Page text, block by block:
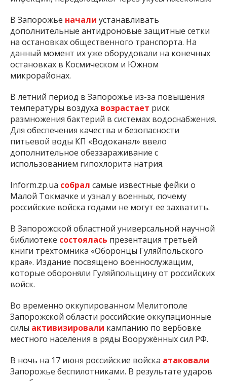
В Запорожье начали устанавливать
дополнительные антидроновые защитные сетки
на остановках общественного транспорта. На
данный момент их уже оборудовали на конечных
остановках в Космическом и Южном
микрорайонах.
В летний период в Запорожье из-за повышения
температуры воздуха возрастает риск
размножения бактерий в системах водоснабжения.
Для обеспечения качества и безопасности
питьевой воды КП «Водоканал» ввело
дополнительное обеззараживание с
использованием гипохлорита натрия.
Inform.zp.ua собрал самые известные фейки о
Малой Токмачке и узнал у военных, почему
российские войска годами не могут ее захватить.
В Запорожской областной универсальной научной
библиотеке состоялась презентация третьей
книги трёхтомника «Оборонцы Гуляйпольского
края». Издание посвящено военнослужащим,
которые обороняли Гуляйпольщину от российских
войск.
Во временно оккупированном Мелитополе
Запорожской области российские оккупационные
силы активизировали кампанию по вербовке
местного населения в ряды Вооружённых сил РФ.
В ночь на 17 июня российские войска атаковали
Запорожье беспилотниками. В результате ударов